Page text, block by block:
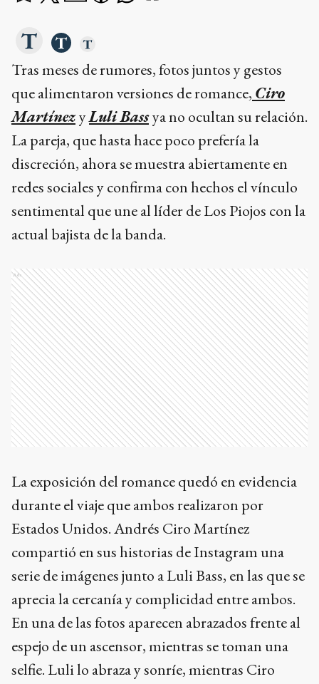
Tras meses de rumores, fotos juntos y gestos
que alimentaron versiones de romance, Ciro
MartínezyLuli Bassya no ocultan su relación.
La pareja, que hasta hace poco prefería la
discreción, ahora se muestra abiertamente en
redes sociales y confirma con hechos el vínculo
sentimental que une al líder de Los Piojos con la
actual bajista de la banda.
Ads
La exposición del romance quedó en evidencia
durante el viaje que ambos realizaron por
Estados Unidos. Andrés Ciro Martínez
compartió en sus historias de Instagram una
serie de imágenes junto a Luli Bass, en las que se
aprecia la cercanía y complicidad entre ambos.
En una de las fotos aparecen abrazados frente al
espejo de un ascensor, mientras se toman una
selfie. Luli lo abraza y sonríe, mientras Ciro